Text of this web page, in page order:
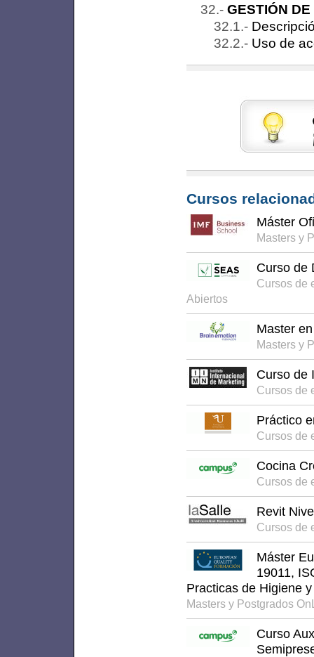
GESTIÓN
Uso de
Cursos
Máster
Masters y
Curso de
Cursos de
Abiertos
Master
Masters y
Curso de
Cursos de
Práctico
Cursos de
Cocina
Cursos de
Revit
Cursos de
Máster
19011,
Practicas de Higiene
Masters y Postgrados
Curso